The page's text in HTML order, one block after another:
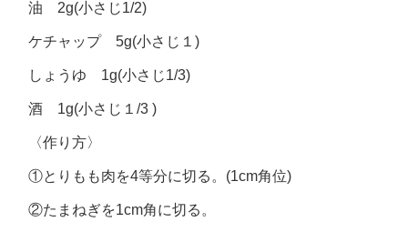
油 2g(小さじ1/2)
ケチャップ 5g(小さじ１)
しょうゆ 1g(小さじ1/3)
酒 1g(小さじ１/3 )
〈作り方〉
①とりもも肉を4等分に切る。(1cm角位)
②たまねぎを1cm角に切る。